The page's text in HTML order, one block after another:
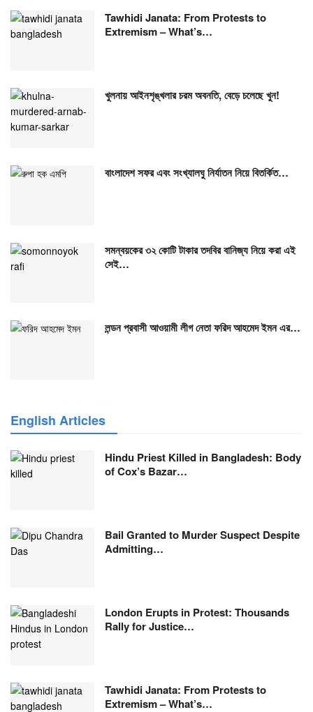
Tawhidi Janata: From Protests to
Extremism – What’s…
খুলনায় আইনশৃঙ্খলার চরম অবনতি, বেড়ে চলেছে খুন!
বাংলাদেশ সফর এবং সংখ্যালঘু নির্যাতন নিয়ে বিতর্কিত…
সমন্বয়কের ৩২ কোটি টাকার তদবির বানিজ্য নিয়ে করা এই
সেই…
লন্ডন প্রবাসী আওয়ামী লীগ নেতা ফরিদ আহমেদ ইমন এর…
English Articles
Hindu Priest Killed in Bangladesh: Body
of Cox’s Bazar…
Bail Granted to Murder Suspect Despite
Admitting…
London Erupts in Protest: Thousands
Rally for Justice…
Tawhidi Janata: From Protests to
Extremism – What’s…